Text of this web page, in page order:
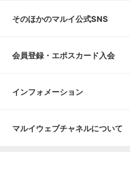
そのほかのマルイ公式SNS
会員登録・エポスカード入会
インフォメーション
マルイウェブチャネルについて